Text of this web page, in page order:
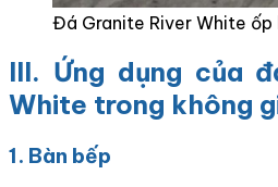
Đá Granite River White ốp
III. Ứng dụng của
White trong không
1. Bàn bếp